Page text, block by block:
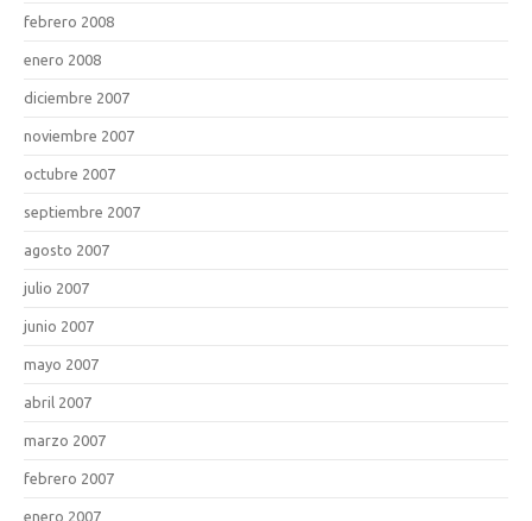
febrero 2008
enero 2008
diciembre 2007
noviembre 2007
octubre 2007
septiembre 2007
agosto 2007
julio 2007
junio 2007
mayo 2007
abril 2007
marzo 2007
febrero 2007
enero 2007